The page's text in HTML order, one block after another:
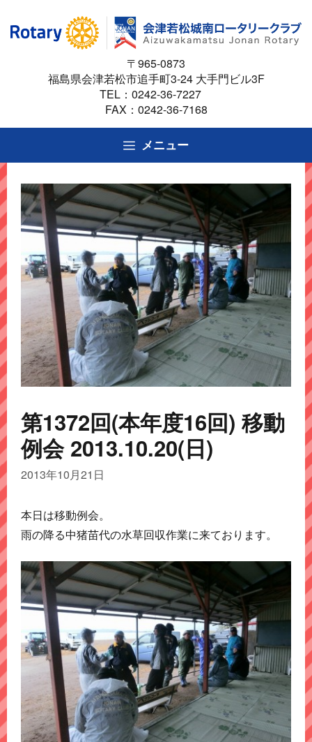
ス
ッ
プ
〒965-0873
福島県会津若松市追手町3-24 大手門ビル3F
TEL： 0242-36-7227
FAX：0242-36-7168
メニュー
第1372回(本年度16回) 移動
例会 2013.10.20(日)
2013年10月21日
本日は移動例会。
雨の降る中猪苗代の水草回収作業に来ております。